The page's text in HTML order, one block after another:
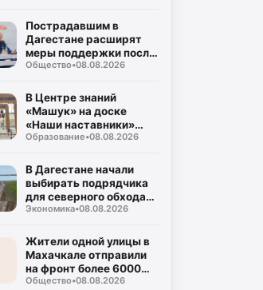
Пострадавшим в
Дагестане расширят
меры поддержки после
ЧС
Общество•08.08.2026
В Центре знаний
«Машук» на доске
«Наши наставники»
разместили портрет
Образование•08.08.2026
В Дагестане начали
выбирать подрядчика
для северного обхода
Махачкалы
Экономика•08.08.2026
Жители одной улицы в
Махачкале отправили
на фронт более 6000
сетей
Общество•08.08.2026